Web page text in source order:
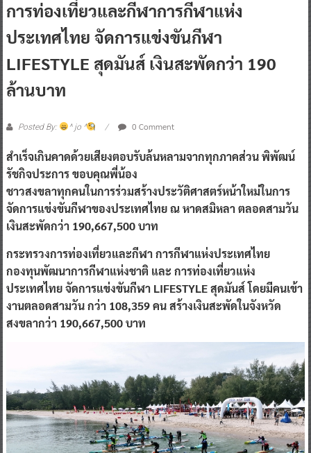
การท่องเที่ยวและกีฬาการกีฬาแห่ง
ประเทศไทย จัดการแข่งขันกีฬา
LIFESTYLE สุดมันส์ เงินสะพัดกว่า 190
ล้านบาท
Posted By: ^ jo ^ 0 Comment
สำเร็จเกินคาดด้วยเสียงตอบรับล้นหลามจากทุกภาคส่วนพิพัฒน์
รัชกิจประการ ขอบคุณพี่น้อง
ชาวสงขลาทุกคนในการร่วมสร้างประวัติศาสตร์หน้าใหม่ในการ
จัดการแข่งขันกีฬาของประเทศไทย ณ หาดสมิหลา ตลอดสามวัน
เงินสะพัดกว่า 190,667,500 บาท
กระทรวงการท่องเที่ยวและกีฬา การกีฬาแห่งประเทศไทย
กองทุนพัฒนาการกีฬาแห่งชาติ และ การท่องเที่ยวแห่ง
ประเทศไทย จัดการแข่งขันกีฬา LIFESTYLE สุดมันส์ โดยมีคนเข้า
งานตลอดสามวัน กว่า 108,359 คน สร้างเงินสะพัดในจังหวัด
สงขลากว่า 190,667,500 บาท